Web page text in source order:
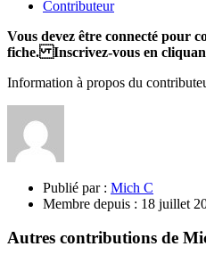
Contributeur
Vous devez être connecté pour
fiche. Inscrivez-vous en
Information à propos du
Publié par : Mich C
Membre depuis : 18 juillet
Autres contributions de